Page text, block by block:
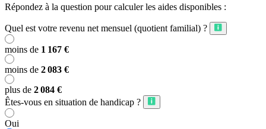
Répondez à la question pour calculer les aides disponibles :
Quel est votre revenu net mensuel (quotient familial) ?
moins de 1 167 €
moins de 2 083 €
plus de 2 084 €
Êtes-vous en situation de handicap ?
Oui